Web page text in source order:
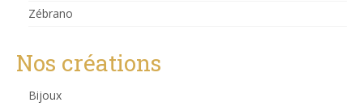
Zébrano
Nos créations
Bijoux